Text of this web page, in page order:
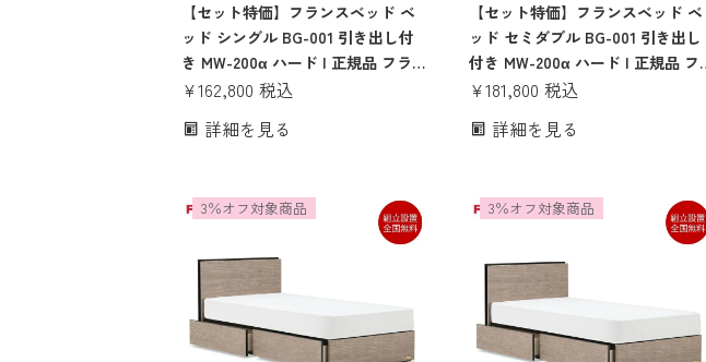
納 収納付き 引き出し 引出し スノコ すのこ
すのこベッド 宮付き 宮 棚 コンセント コン
パクト
【セット特価】フランスベッド ベ
ッド シングル BG-001 引き出し付
き MW-200α ハード | 正規品 フラ
ンスベッド製 シングルベッド マッ
ドセット マットレス付 ベット 収納
¥162,800 税込
詳細を見る
納 収納付き 引き出し 引出し スノコ すのこ
すのこベッド 宮付き 宮 棚 コンセント コン
パクト
【セット特価】フランスベッド ベ
ッド セミダブル BG-001 引き出し
付き MW-200α ハード | 正規品 フ
ランスベッド製 セミダブルベッド
ベッドセット マットレス付 ベット
¥181,800 税込
詳細を見る
3％オフ対象商品 3％オフ対象商品